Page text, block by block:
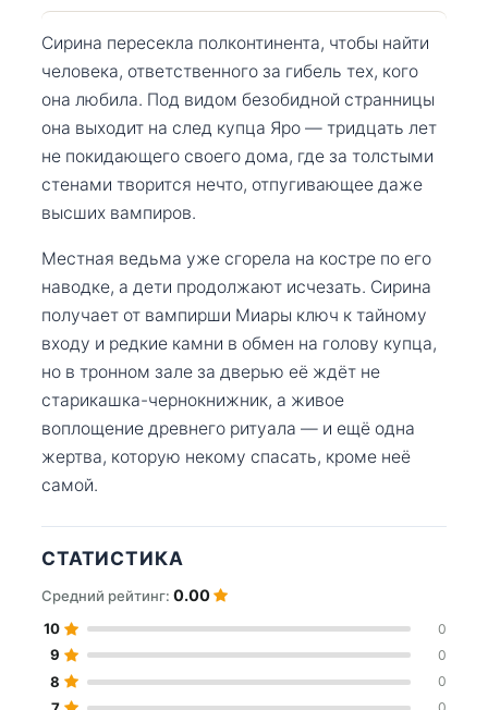
Сирина пересекла полконтинента, чтобы найти
человека, ответственного за гибель тех, кого
она любила. Под видом безобидной странницы
она выходит на след купца Яро — тридцать лет
не покидающего своего дома, где за толстыми
стенами творится нечто, отпугивающее даже
высших вампиров.
Местная ведьма уже сгорела на костре по его
наводке, а дети продолжают исчезать. Сирина
получает от вампирши Миары ключ к тайному
входу и редкие камни в обмен на голову купца,
но в тронном зале за дверью её ждёт не
старикашка-чернокнижник, а живое
воплощение древнего ритуала — и ещё одна
жертва, которую некому спасать, кроме неё
самой.
СТАТИСТИКА
Средний рейтинг: 0.00
10 0
9 0
8 0